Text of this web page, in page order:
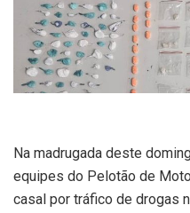
Na madrugada deste
equipes do Pelotão de
casal por tráfico de drogas